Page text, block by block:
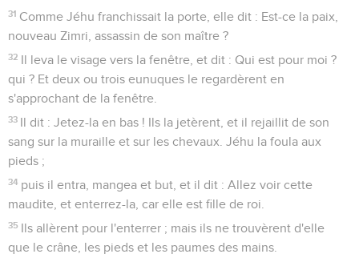
31 Comme Jéhu franchissait la porte, elle dit : Est-ce la paix,
nouveau Zimri, assassin de son maître ?
32 Il leva le visage vers la fenêtre, et dit : Qui est pour moi ?
qui ? Et deux ou trois eunuques le regardèrent en
s'approchant de la fenêtre.
33 Il dit : Jetez-la en bas ! Ils la jetèrent, et il rejaillit de son
sang sur la muraille et sur les chevaux. Jéhu la foula aux
pieds ;
34 puis il entra, mangea et but, et il dit : Allez voir cette
maudite, et enterrez-la, car elle est fille de roi.
35 Ils allèrent pour l'enterrer ; mais ils ne trouvèrent d'elle
que le crâne, les pieds et les paumes des mains.